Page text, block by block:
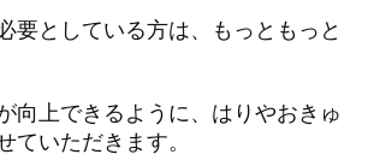
要としている方は、もっともっと
向上できるように、はりやおきゅ
ていただきます。